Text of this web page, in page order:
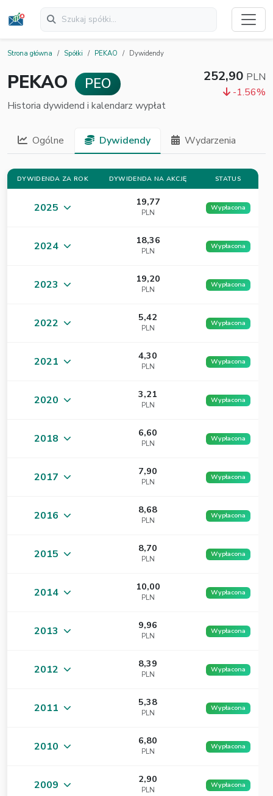
Strona główna Spółki PEKAO Dywidendy
PEKAO PEO 252,90 PLN
-1.56%
Historia dywidend i kalendarz wypłat
Ogólne Dywidendy Wydarzenia
DYWIDENDA ZA ROK DYWIDENDA NA AKCJĘ STATUS
2025 19,77
PLN
Wypłacona
2024 18,36
PLN
Wypłacona
2023 19,20
PLN
Wypłacona
2022 5,42
PLN
Wypłacona
2021 4,30
PLN
Wypłacona
2020 3,21
PLN
Wypłacona
2018 6,60
PLN
Wypłacona
2017 7,90
PLN
Wypłacona
2016 8,68
PLN
Wypłacona
2015 8,70
PLN
Wypłacona
2014 10,00
PLN
Wypłacona
2013 9,96
PLN
Wypłacona
2012 8,39
PLN
Wypłacona
2011 5,38
PLN
Wypłacona
2010 6,80
PLN
Wypłacona
2009 2,90
PLN
Wypłacona